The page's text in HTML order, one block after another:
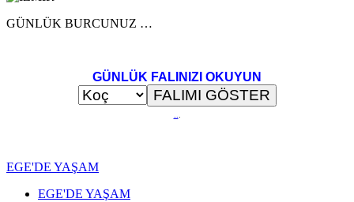
GÜNLÜK BURCUNUZ …
GÜNLÜK FALINIZI OKUYUN
...
EGE'DE YAŞAM
EGE'DE YAŞAM